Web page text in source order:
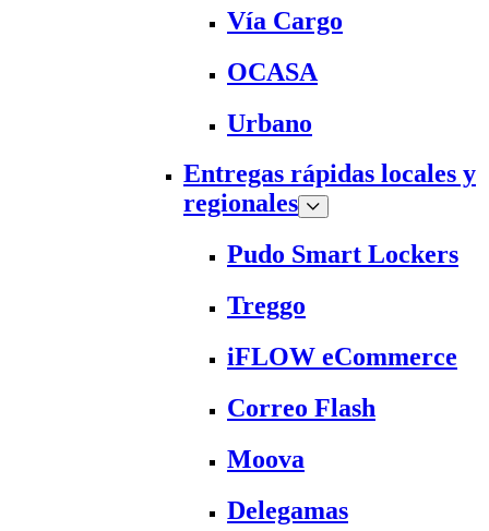
Vía Cargo
OCASA
Urbano
Entregas rápidas locales y
regionales
Pudo Smart Lockers
Treggo
iFLOW eCommerce
Correo Flash
Moova
Delegamas